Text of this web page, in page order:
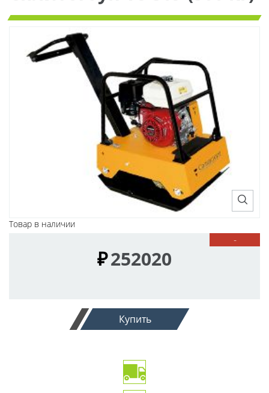
Товар в наличии
-
₽252020
Купить